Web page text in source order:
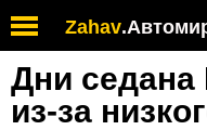
Zahav.
Дни седана
из-за